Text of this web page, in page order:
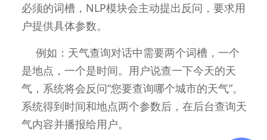
必须的词槽，NLP模块会主动提出反问，要求用
户提供具体参数。
例如：天气查询对话中需要两个词槽，一个
是地点，一个是时间。用户说查一下今天的天
气，系统将会反问“您要查询哪个城市的天气”。
系统得到时间和地点两个参数后，在后台查询天
气内容并播报给用户。